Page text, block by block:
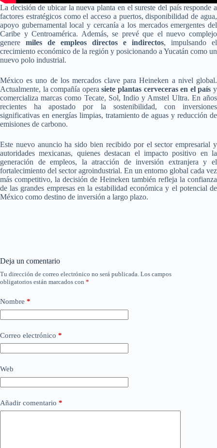
La decisión de ubicar la nueva planta en el sureste del país responde a
factores estratégicos como el acceso a puertos, disponibilidad de agua,
apoyo gubernamental local y cercanía a los mercados emergentes del
Caribe y Centroamérica. Además, se prevé que el nuevo complejo
genere miles de empleos directos e indirectos, impulsando el
crecimiento económico de la región y posicionando a Yucatán como un
nuevo polo industrial.
México es uno de los mercados clave para Heineken a nivel global.
Actualmente, la compañía operasiete plantas cerveceras en el país y
comercializa marcas como Tecate, Sol, Indio y Amstel Ultra. En años
recientes ha apostado por la sostenibilidad, con inversiones
significativas en energías limpias, tratamiento de aguas y reducción de
emisiones de carbono.
Este nuevo anuncio ha sido bien recibido por el sector empresarial y
autoridades mexicanas, quienes destacan el impacto positivo en la
generación de empleos, la atracción de inversión extranjera y el
fortalecimiento del sector agroindustrial. En un entorno global cada vez
más competitivo, la decisión de Heineken también refleja la confianza
de las grandes empresas en la estabilidad económica y el potencial de
México como destino de inversión a largo plazo.
Deja un comentario
Tu dirección de correo electrónico no será publicada. Los campos
obligatorios están marcados con *
Nombre *
Correo electrónico *
Web
Añadir comentario *